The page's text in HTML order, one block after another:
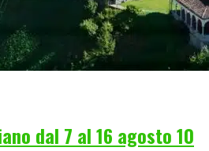
dal 7 al 16 agosto 10